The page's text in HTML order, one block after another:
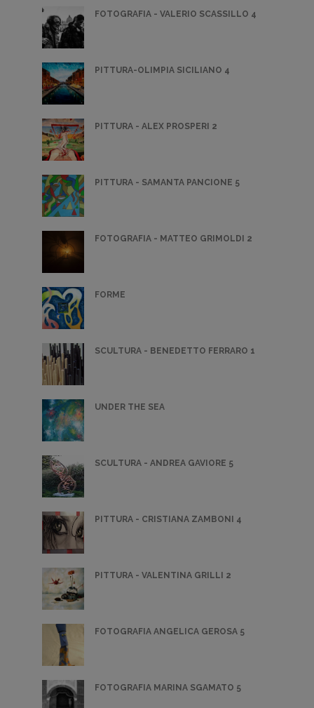
FOTOGRAFIA - VALERIO SCASSILLO 4
PITTURA-OLIMPIA SICILIANO 4
PITTURA - ALEX PROSPERI 2
PITTURA - SAMANTA PANCIONE 5
FOTOGRAFIA - MATTEO GRIMOLDI 2
FORME
SCULTURA - BENEDETTO FERRARO 1
UNDER THE SEA
SCULTURA - ANDREA GAVIORE 5
PITTURA - CRISTIANA ZAMBONI 4
PITTURA - VALENTINA GRILLI 2
FOTOGRAFIA ANGELICA GEROSA 5
FOTOGRAFIA MARINA SGAMATO 5